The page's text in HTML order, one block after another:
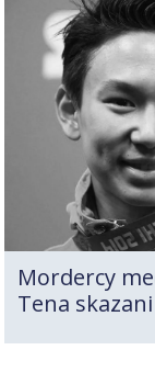
Mordercy
Tena skazani